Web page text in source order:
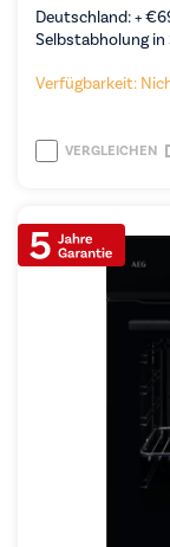
Deutschland: +€
Selbstabholung in
Verfügbarkeit:
VERGLEICHEN